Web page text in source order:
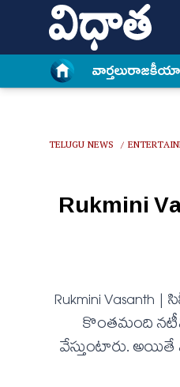
వార్త‌లు
TELUGU NEWS /
Rukmini
Rukmini
కొంతమంది
వేస్తుంటారు.